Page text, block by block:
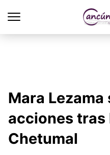
Mara
acciones tras
Chetumal